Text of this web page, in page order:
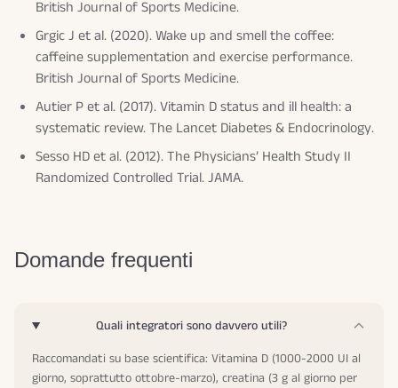
British Journal of Sports Medicine.
Grgic J et al. (2020). Wake up and smell the coffee:
caffeine supplementation and exercise performance.
British Journal of Sports Medicine.
Autier P et al. (2017). Vitamin D status and ill health: a
systematic review.The Lancet Diabetes & Endocrinology.
Sesso HD et al. (2012). The Physicians’ Health Study II
Randomized Controlled Trial.JAMA.
Domande frequenti
Quali integratori sono davvero utili?
Raccomandati su base scientifica: Vitamina D (1000-2000 UI al
giorno, soprattutto ottobre-marzo), creatina (3 g al giorno per